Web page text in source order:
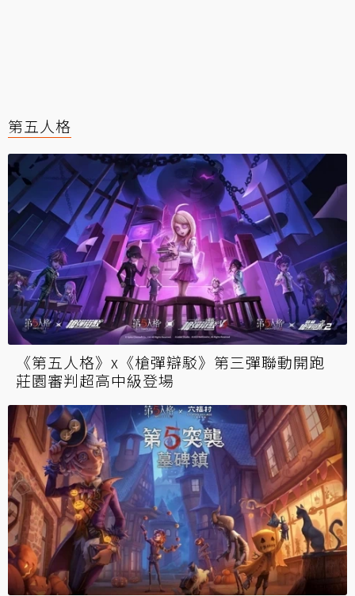
第五人格
《第五人格》x《槍彈辯駁》第三彈聯動開跑
莊園審判超高中級登場